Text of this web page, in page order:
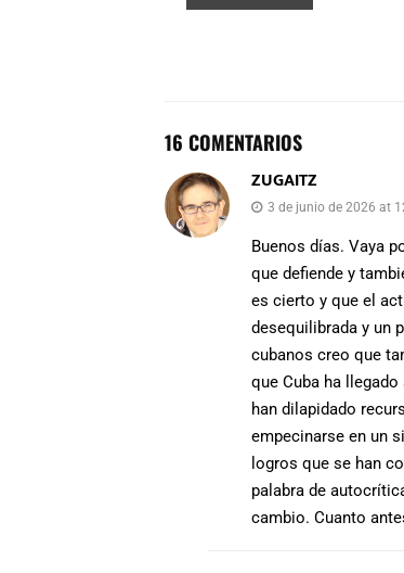
16 COMENTARIOS
ZUGAITZ
3 de junio de 2026 at
Buenos días. Vaya
que defiende y
es cierto y que el
desequilibrada y un
cubanos creo que
que Cuba ha
han dilapidado
empecinarse en un
logros que se han
palabra de
cambio. Cuanto